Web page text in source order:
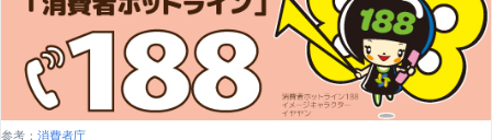
参考： 消費者庁